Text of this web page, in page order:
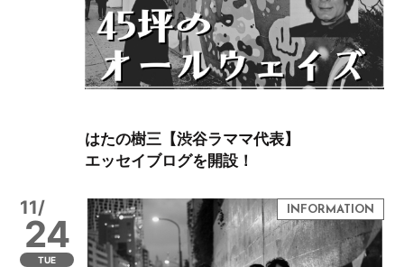
はたの樹三【渋谷ラママ代表】
エッセイブログを開設！
11/
24
TUE